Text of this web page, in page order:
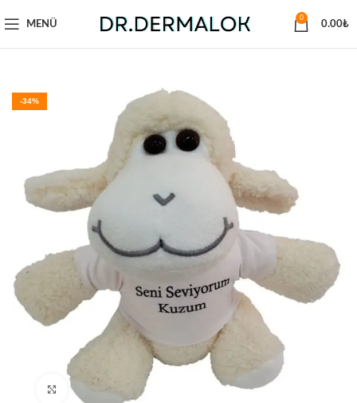
MENÜ
0
0.00₺
-34%
Büyütmek için tıklayın